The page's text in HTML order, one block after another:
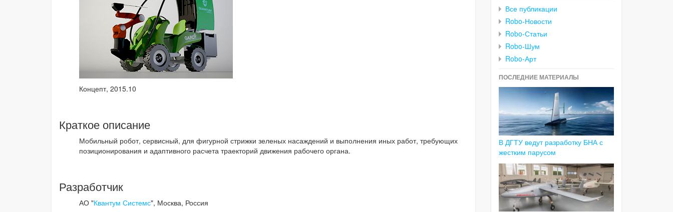
Концепт, 2015.10
Краткое описание
Мобильный робот, сервисный, для фигурной стрижки зеленых насаждений и выполнения иных работ, требующих
позиционирования и адаптивного расчета траекторий движения рабочего органа.
Разработчик
АО "Квантум Системс", Москва, Россия
Все публикации
Robo-Новости
Robo-Статьи
Robo-Шум
Robo-Арт
ПОСЛЕДНИЕ МАТЕРИАЛЫ
В ДГТУ ведут разработку БНА с
жестким парусом